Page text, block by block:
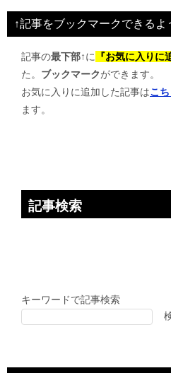
ビ
ゲ
↑記事をブックマークできるよ
記事の最下部↑に 『お気に入りに
た。 ブックマークができます。
お気に入りに追加した記事はこ
ます。
記事検索
キーワードで記事検索